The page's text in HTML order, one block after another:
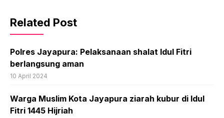
Related Post
Polres Jayapura: Pelaksanaan shalat Idul Fitri
berlangsung aman
10 April 2024
Warga Muslim Kota Jayapura ziarah kubur di Idul
Fitri 1445 Hijriah